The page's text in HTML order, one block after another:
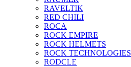
RAVELTIK
RED CHILI
ROCA
ROCK EMPIRE
ROCK HELMETS
ROCK TECHNOLOGIES
RODCLE